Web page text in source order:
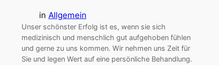
in Allgemein
Unser schönster Erfolg ist es, wenn sie sich
medizinisch und menschlich gut aufgehoben fühlen
und gerne zu uns kommen. Wir nehmen uns Zeit für
Sie und legen Wert auf eine persönliche Behandlung.